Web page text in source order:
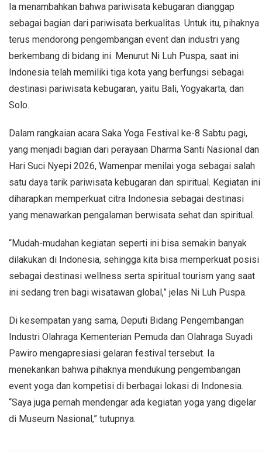
Ia menambahkan bahwa pariwisata kebugaran dianggap
sebagai bagian dari pariwisata berkualitas. Untuk itu, pihaknya
terus mendorong pengembangan event dan industri yang
berkembang di bidang ini. Menurut Ni Luh Puspa, saat ini
Indonesia telah memiliki tiga kota yang berfungsi sebagai
destinasi pariwisata kebugaran, yaitu Bali, Yogyakarta, dan
Solo.
Dalam rangkaian acara Saka Yoga Festival ke-8 Sabtu pagi,
yang menjadi bagian dari perayaan Dharma Santi Nasional dan
Hari Suci Nyepi 2026, Wamenpar menilai yoga sebagai salah
satu daya tarik pariwisata kebugaran dan spiritual. Kegiatan ini
diharapkan memperkuat citra Indonesia sebagai destinasi
yang menawarkan pengalaman berwisata sehat dan spiritual.
“Mudah-mudahan kegiatan seperti ini bisa semakin banyak
dilakukan di Indonesia, sehingga kita bisa memperkuat posisi
sebagai destinasi wellness serta spiritual tourism yang saat
ini sedang tren bagi wisatawan global,” jelas Ni Luh Puspa.
Di kesempatan yang sama, Deputi Bidang Pengembangan
Industri Olahraga Kementerian Pemuda dan Olahraga Suyadi
Pawiro mengapresiasi gelaran festival tersebut. Ia
menekankan bahwa pihaknya mendukung pengembangan
event yoga dan kompetisi di berbagai lokasi di Indonesia.
“Saya juga pernah mendengar ada kegiatan yoga yang digelar
di Museum Nasional,” tutupnya.